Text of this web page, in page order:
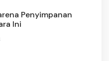
Penyimpanan
Ini